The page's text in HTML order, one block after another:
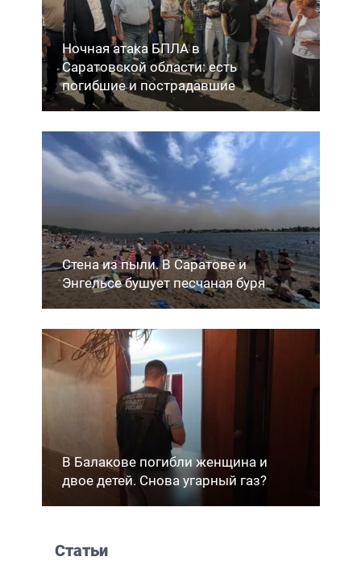
Ночная атака БПЛА в
Саратовской области: есть
погибшие и пострадавшие
Стена из пыли. В Саратове и
Энгельсе бушует песчаная буря
В Балакове погибли женщина и
двое детей. Снова угарный газ?
Статьи